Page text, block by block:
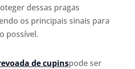
dessas pragas
os principais sinais para
possível.
de cupinspode ser